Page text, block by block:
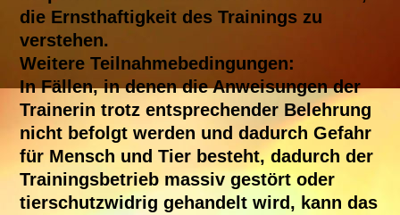
die Ernsthaftigkeit des Trainings zu
verstehen.
Weitere Teilnahmebedingungen:
In Fällen, in denen die Anweisungen der
Trainerin trotz entsprechender Belehrung
nicht befolgt werden und dadurch Gefahr
für Mensch und Tier besteht, dadurch der
Trainingsbetrieb massiv gestört oder
tierschutzwidrig gehandelt wird, kann das